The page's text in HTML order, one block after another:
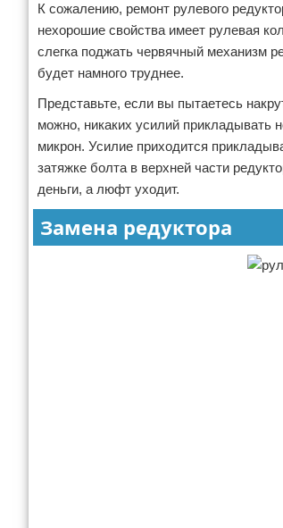
К сожалению, ремонт рулевого
нехорошие свойства имеет рулевая
слегка поджать червячный механизм
будет намного труднее.
Представьте, если вы пытаетесь
можно, никаких усилий прикладывать
микрон. Усилие приходится
затяжке болта в верхней части
деньги, а люфт уходит.
Замена редуктора